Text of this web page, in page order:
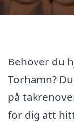
Behöver du
Torhamn?
på
för dig att